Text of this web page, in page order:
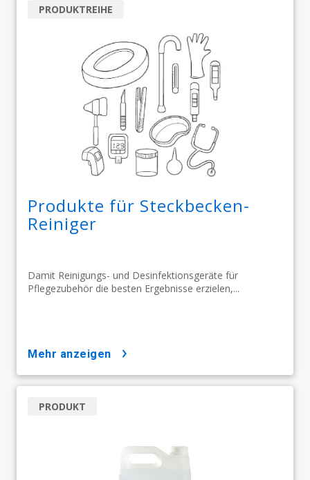
Produkte für Steckbecken-
Reiniger
Damit Reinigungs- und Desinfektionsgeräte für
Pflegezubehör die besten Ergebnisse erzielen,...
PRODUKTREIHE
mehr anzeigen
PRODUKT